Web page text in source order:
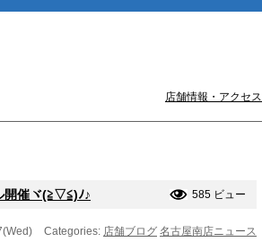
店舗情報・アクセス
開催ヾ(≧▽≦)ﾉ♪ 585 ビュー
Categories: 店舗ブログ 名古屋南店ニュース